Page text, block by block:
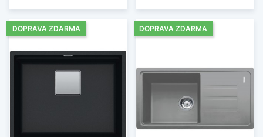
DOPRAVA ZDARMA DOPRAVA ZDARMA